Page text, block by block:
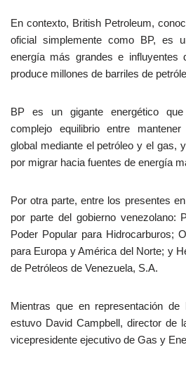
En contexto, British Petroleum,
oficial simplemente como BP, es
energía más grandes e
produce millones de barriles de
BP es un gigante energético
complejo equilibrio entre
global mediante el petróleo y el gas,
por migrar hacia fuentes de energía
Por otra parte, entre los presentes
por parte del gobierno venezolano:
Poder Popular para Hidrocarburos;
para Europa y América del Norte; y
de Petróleos de Venezuela, S.A.
Mientras que en representación de
estuvo David Campbell, director de
vicepresidente ejecutivo de Gas y